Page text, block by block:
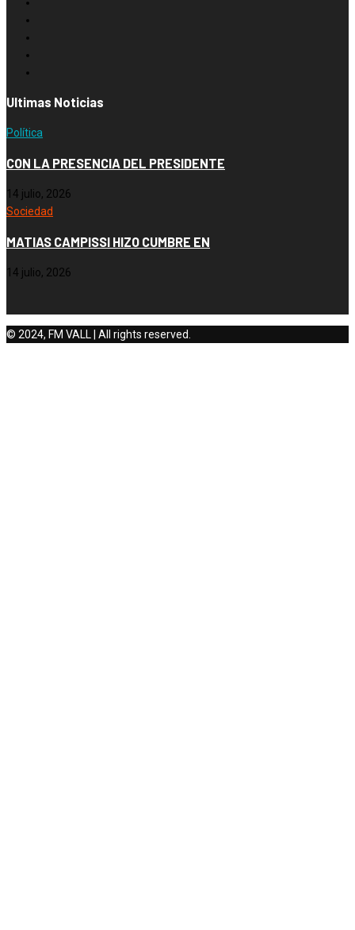
Ultimas Noticias
Política
CON LA PRESENCIA DEL PRESIDENTE
14 julio, 2026
Sociedad
MATIAS CAMPISSI HIZO CUMBRE EN
14 julio, 2026
© 2024, FM VALL | All rights reserved.